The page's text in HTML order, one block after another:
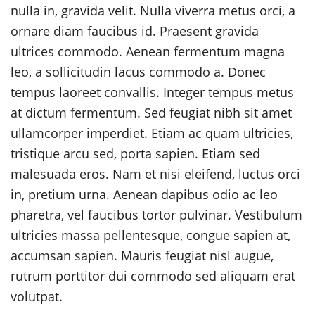
nulla in, gravida velit. Nulla viverra metus orci, a
ornare diam faucibus id. Praesent gravida
ultrices commodo. Aenean fermentum magna
leo, a sollicitudin lacus commodo a. Donec
tempus laoreet convallis. Integer tempus metus
at dictum fermentum. Sed feugiat nibh sit amet
ullamcorper imperdiet. Etiam ac quam ultricies,
tristique arcu sed, porta sapien. Etiam sed
malesuada eros. Nam et nisi eleifend, luctus orci
in, pretium urna. Aenean dapibus odio ac leo
pharetra, vel faucibus tortor pulvinar. Vestibulum
ultricies massa pellentesque, congue sapien at,
accumsan sapien. Mauris feugiat nisl augue,
rutrum porttitor dui commodo sed aliquam erat
volutpat.